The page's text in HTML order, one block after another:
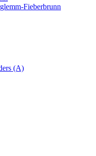
Fieberbrunn
(A)